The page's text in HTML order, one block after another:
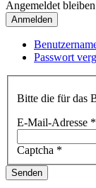
Angemeldet bleiben
Anmelden
Passwort
Bitte die für das
E-Mail-Adresse *
Captcha *
Senden